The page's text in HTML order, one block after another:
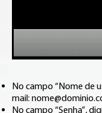
No campo “Nome de
mail:
No campo “Senha”,